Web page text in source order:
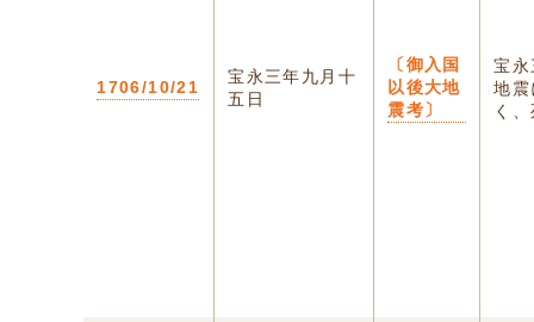
1706/10/21
宝永三年九月十
五日
〔御入国
以後大地
震考〕
宝永
地震
く